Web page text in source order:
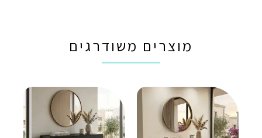
מוצרים משודרגים